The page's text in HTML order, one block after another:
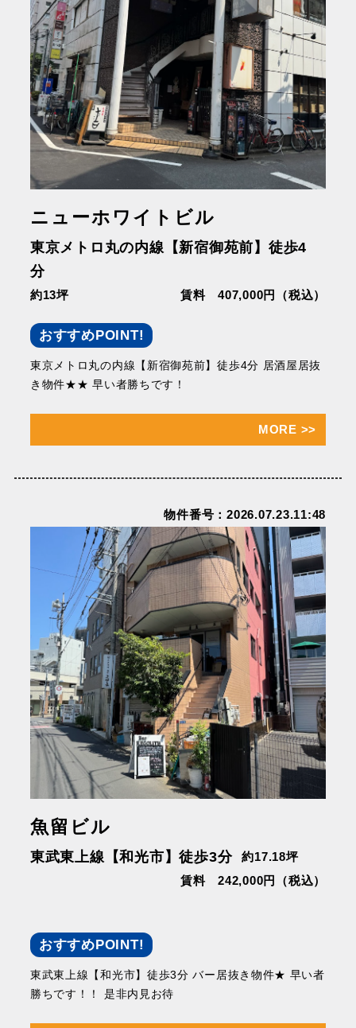
ニューホワイトビル
東京メトロ丸の内線【新宿御苑前】徒歩4
分
約13坪 賃料 407,000円（税込）
おすすめPOINT!
東京メトロ丸の内線【新宿御苑前】徒歩4分 居酒屋居抜
き物件★★ 早い者勝ちです！
MORE >>
物件番号：2026.07.23.11:48
魚留ビル
東武東上線【和光市】徒歩3分
約17.18坪
賃料 242,000円（税込）
おすすめPOINT!
東武東上線【和光市】徒歩3分 バー居抜き物件★ 早い者
勝ちです！！ 是非内見お待